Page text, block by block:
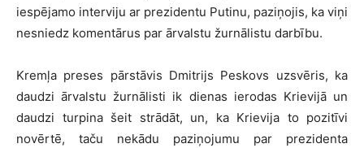
iespējamo interviju ar prezidentu Putinu, paziņojis, ka viņi
nesniedz komentārus par ārvalstu žurnālistu darbību.
Kremļa preses pārstāvis Dmitrijs Peskovs uzsvēris, ka
daudzi ārvalstu žurnālisti ik dienas ierodas Krievijā un
daudzi turpina šeit strādāt, un, ka Krievija to pozitīvi
novērtē, taču nekādu paziņojumu par prezidenta